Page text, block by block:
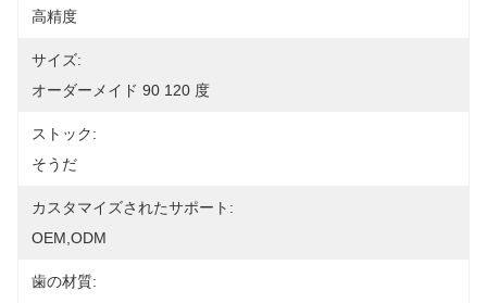
高精度
サイズ:
オーダーメイド 90 120 度
ストック:
そうだ
カスタマイズされたサポート:
OEM,ODM
歯の材質: